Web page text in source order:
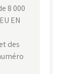
8 000
EN
des